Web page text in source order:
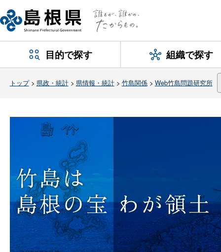
目的で探す 組織で探す
トップ> 県政・統計> 県情報・統計> 竹島関係> Web竹島問題研究所